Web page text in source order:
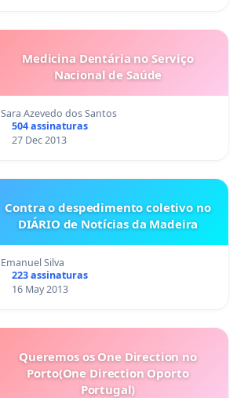
Medicina Dentária no Serviço
Nacional de Saúde
Sara Azevedo dos Santos
504 assinaturas
27 Dec 2013
Contra o despedimento coletivo no
DIÁRIO de Notícias da Madeira
Emanuel Silva
223 assinaturas
16 May 2013
Queremos os One Direction no
Porto(One Direction Oporto
Portugal)